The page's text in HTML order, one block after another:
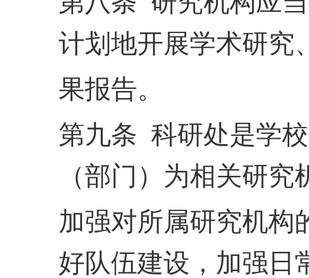
计划地开展学术研究
果报告。
第九条 科研处是学
（部门）为相关研
加强对所属研究机构
好队伍建设，加强日